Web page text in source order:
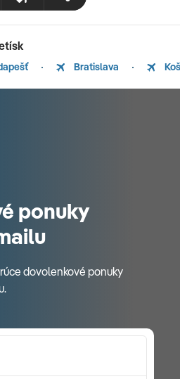
Bratislava
ponuky
dovolenkové ponuky